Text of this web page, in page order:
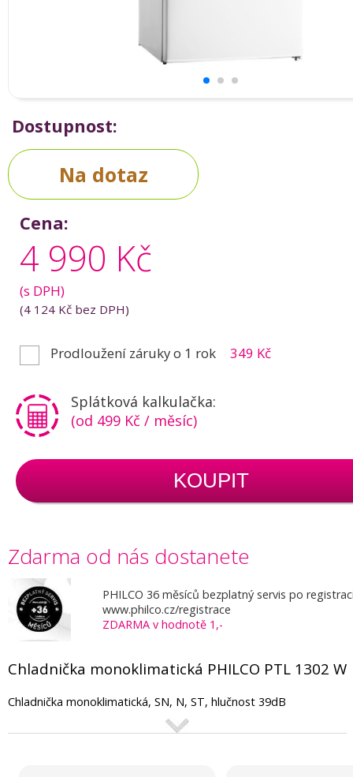
Dostupnost:
Na dotaz
Cena:
4 990 Kč
(s DPH)
(4 124 Kč bez DPH)
Prodloužení záruky o 1 rok 349 Kč
Splátková kalkulačka:
(od 499 Kč / měsíc)
KOUPIT
Zdarma od nás dostanete
PHILCO 36 měsíců bezplatný servis po
www.philco.cz/registrace
ZDARMA v hodnotě 1,-
Chladnička monoklimatická PHILCO PTL 1302 W
Chladnička monoklimatická, SN, N, ST, hlučnost 39dB